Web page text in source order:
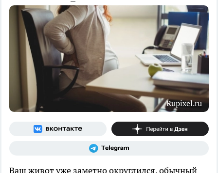
Rupixel.ru
Ваш живот уже заметно округлился, обычный